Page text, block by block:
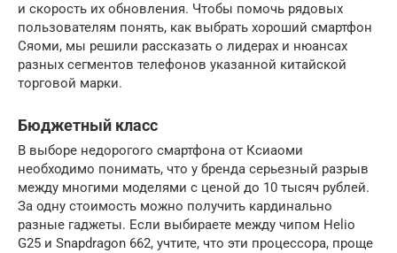
и скорость их обновления. Чтобы помочь рядовых
пользователям понять, как выбрать хороший смартфон
Сяоми, мы решили рассказать о лидерах и нюансах
разных сегментов телефонов указанной китайской
торговой марки.
Бюджетный класс
В выборе недорогого смартфона от Ксиаоми
необходимо понимать, что у бренда серьезный разрыв
между многими моделями с ценой до 10 тысяч рублей.
За одну стоимость можно получить кардинально
разные гаджеты. Если выбираете между чипом Helio
G25 и Snapdragon 662, учтите, что эти процессора, проще